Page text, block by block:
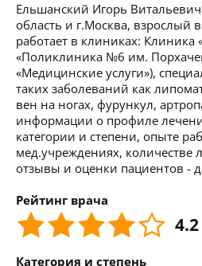
Ельшанский Игорь
область и г.Москва, взрослый
работает в клиниках: Клиника
«Поликлиника №6 им.
«Медицинские услуги»),
таких заболеваний как
вен на ногах, фурункул,
информации о профиле
категории и степени, опыте
мед.учреждениях, количестве
отзывы и оценки пациентов -
Рейтинг врача
4.2
Категория и степень